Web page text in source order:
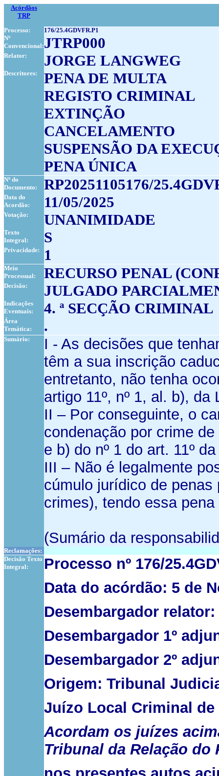
Acórdãos
TRP
Processo:
176/25.4GDVFR.P1
Nº
Convencional:JTRP000
Relator: JORGE LANGWEG
Descritores:
PENA DE MULTA
REGISTO CRIMINAL
EXTINÇÃO
CANCELAMENTO
SUSPENSÃO DA
PENA ÚNICA
Nº do
Documento:
RP20251105176/
Data do
Acordão:
11/05/2025
Votação: UNANIMIDADE
Texto
Integral:
S
Privacidade: 1
Meio
Processual:
RECURSO PENAL
Decisão: JULGADO
Indicações
Eventuais:
4. ª SECÇÃO CRIMINAL
Área
Temática:
.
Sumário:
I - As decisões que
têm a sua inscrição
entretanto, não tenha
artigo 11º, nº 1, al. b),
II – Por conseguinte, o
condenação por crime
e b) do nº 1 do art. 11º
III – Não é legalmente
cúmulo jurídico de
crimes), tendo essa
(Sumário da
Reclamações:
Decisão Texto
Integral:
Processo nº 176/
Data do acórdão: 5 de
Desembargador
Desembargador 1º
Desembargador 2º
Origem: Tribunal
Juízo Local Criminal de
Acordam os juízes
Tribunal da Relação do